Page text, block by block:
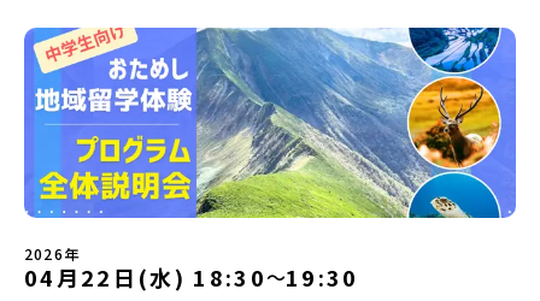
2026年
04月22日(水) 18:30〜19:30